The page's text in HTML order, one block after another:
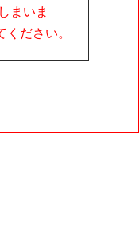
まいま
ださい。